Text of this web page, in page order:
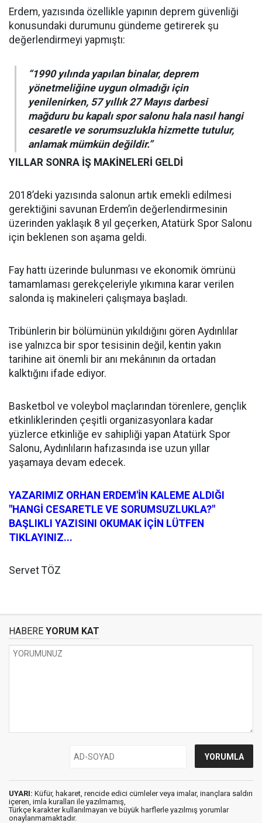
Erdem, yazısında özellikle yapının deprem güvenliği
konusundaki durumunu gündeme getirerek şu
değerlendirmeyi yapmıştı:
“1990 yılında yapılan binalar, deprem
yönetmeliğine uygun olmadığı için
yenilenirken, 57 yıllık 27 Mayıs darbesi
mağduru bu kapalı spor salonu hala nasıl hangi
cesaretle ve sorumsuzlukla hizmette tutulur,
anlamak mümkün değildir.”
YILLAR SONRA İŞ MAKİNELERİ GELDİ
2018’deki yazısında salonun artık emekli edilmesi
gerektiğini savunan Erdem’in değerlendirmesinin
üzerinden yaklaşık 8 yıl geçerken, Atatürk Spor Salonu
için beklenen son aşama geldi.
Fay hattı üzerinde bulunması ve ekonomik ömrünü
tamamlaması gerekçeleriyle yıkımına karar verilen
salonda iş makineleri çalışmaya başladı.
Tribünlerin bir bölümünün yıkıldığını gören Aydınlılar
ise yalnızca bir spor tesisinin değil, kentin yakın
tarihine ait önemli bir anı mekânının da ortadan
kalktığını ifade ediyor.
Basketbol ve voleybol maçlarından törenlere, gençlik
etkinliklerinden çeşitli organizasyonlara kadar
yüzlerce etkinliğe ev sahipliği yapan Atatürk Spor
Salonu, Aydınlıların hafızasında ise uzun yıllar
yaşamaya devam edecek.
YAZARIMIZ ORHAN ERDEM'İN KALEME ALDIĞI
"HANGİ CESARETLE VE SORUMSUZLUKLA?"
BAŞLIKLI YAZISINI OKUMAK İÇİN LÜTFEN
TIKLAYINIZ...
Servet TÖZ
HABERE YORUM KAT
UYARI: Küfür, hakaret, rencide edici cümleler veya imalar, inançlara saldırı
içeren, imla kuralları ile yazılmamış,
Türkçe karakter kullanılmayan ve büyük harflerle yazılmış yorumlar
onaylanmamaktadır.